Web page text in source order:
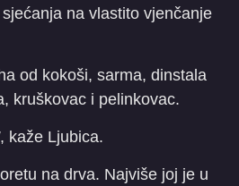
na vlastito vjenčanje
od kokoši, sarma, dinstala
kruškovac i pelinkovac.
, kaže Ljubica.
na drva. Najviše joj je u